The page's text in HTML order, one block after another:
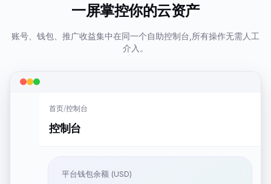
一屏掌控你的云资产
账号、钱包、推广收益集中在同一个自助控制台,所有操作无需人工
介入。
首页/控制台
控制台
平台钱包余额 (USD)